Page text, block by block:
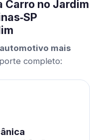
Carro no Jardim
mais
completo: